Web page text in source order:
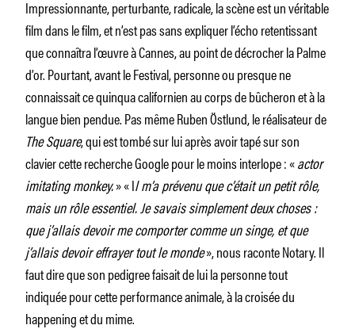
Impressionnante, perturbante, radicale, la scène est un véritable
film dans le film, et n’est pas sans expliquer l’écho retentissant
que connaîtra l’œuvre à Cannes, au point de décrocher la Palme
d’or. Pourtant, avant le Festival, personne ou presque ne
connaissait ce quinqua californien au corps de bûcheron et à la
langue bien pendue. Pas même Ruben Östlund, le réalisateur de
The Square, qui est tombé sur lui après avoir tapé sur son
clavier cette recherche Google pour le moins interlope : «actor
imitating monkey.» « Il m’a prévenu que c’était un petit rôle,
mais un rôle essentiel. Je savais simplement deux choses :
que j’allais devoir me comporter comme un singe, et que
j’allais devoir effrayer tout le monde», nous raconte Notary. Il
faut dire que son pedigree faisait de lui la personne tout
indiquée pour cette performance animale, à la croisée du
happening et du mime.